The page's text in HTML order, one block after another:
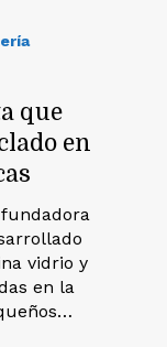
que
en
vidrio y
en la